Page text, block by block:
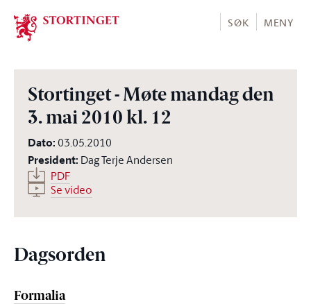
Stortinget.no
SØK MENY
Stortinget - Møte mandag den
3. mai 2010 kl. 12
Dato:03.05.2010
President: Dag Terje Andersen
PDF
Se video
Dagsorden
Formalia